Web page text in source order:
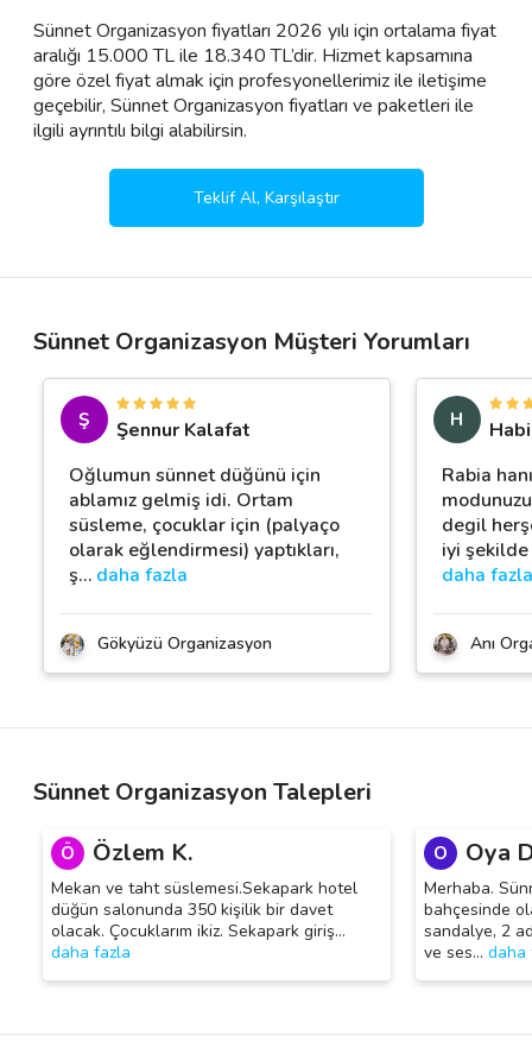
Sünnet Organizasyon fiyatları 2026 yılı için ortalama fiyat
aralığı 15.000 TL ile 18.340 TL’dir. Hizmet kapsamına
göre özel fiyat almak için profesyonellerimiz ile iletişime
geçebilir, Sünnet Organizasyon fiyatları ve paketleri ile
ilgili ayrıntılı bilgi alabilirsin.
Teklif Al, Karşılaştır
Sünnet Organizasyon Müşteri Yorumları
Ş
Şennur Kalafat
Oğlumun sünnet düğünü için
ablamız gelmiş idi. Ortam
süsleme, çocuklar için (palyaço
olarak eğlendirmesi) yaptıkları,
ş… daha fazla
Gökyüzü Organizasyon
H
Rabia
degil
iyi şekilde
daha fazla
Anı
Sünnet Organizasyon Talepleri
Ö Özlem K.
Mekan ve taht süslemesi.Sekapark hotel
düğün salonunda 350 kişilik bir davet
olacak. Çocuklarım ikiz. Sekapark giriş…
daha fazla
O Oya
Merhaba.
bahçesinde
sandalye, 2
ve ses… daha